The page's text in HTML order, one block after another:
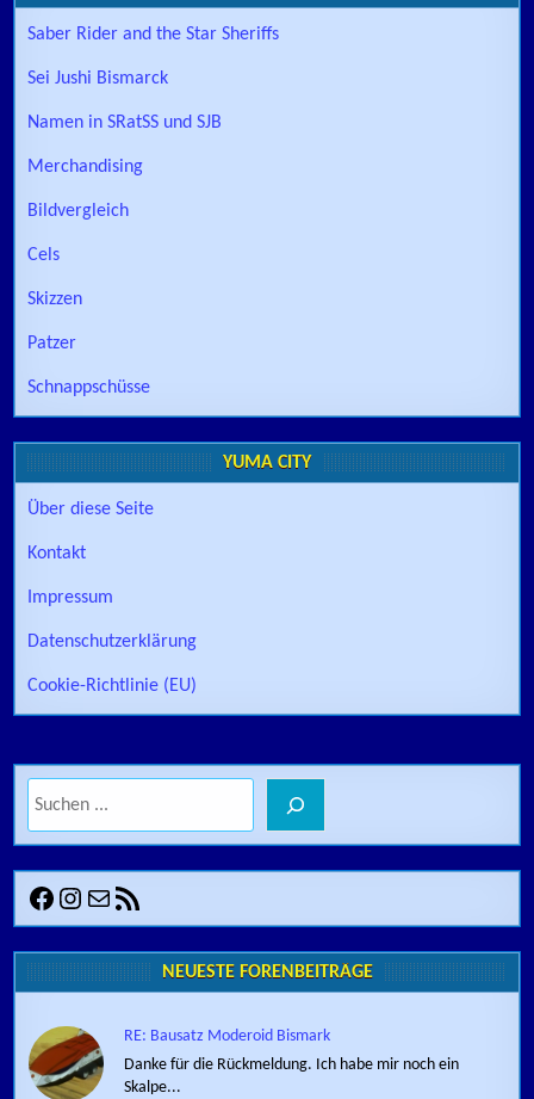
Saber Rider and the Star Sheriffs
Sei Jushi Bismarck
Namen in SRatSS und SJB
Merchandising
Bildvergleich
Cels
Skizzen
Patzer
Schnappschüsse
YUMA CITY
Über diese Seite
Kontakt
Impressum
Datenschutzerklärung
Cookie-Richtlinie (EU)
Facebook
Instagram
E-MailRSS-Feed
NEUESTE FORENBEITRÄGE
RE: Bausatz Moderoid Bismark
Danke für die Rückmeldung. Ich habe mir noch ein
Skalpe...